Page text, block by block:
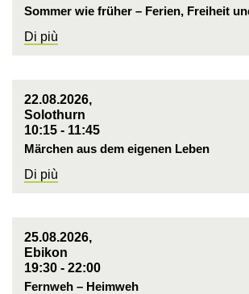
Sommer wie früher – Ferien, Freiheit
Di più
22.08.2026,
Solothurn
10:15 - 11:45
Märchen aus dem eigenen Leben
Di più
25.08.2026,
Ebikon
19:30 - 22:00
Fernweh – Heimweh